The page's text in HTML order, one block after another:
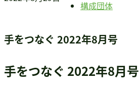
構成団体
手をつなぐ 2022年8月号
手をつなぐ 2022年8月号
当連盟について
連盟紹介
アクセス
関連団体